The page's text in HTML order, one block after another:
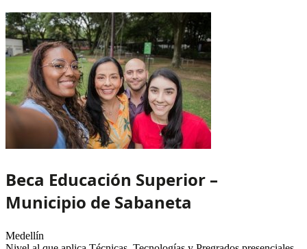
Beca Educación Superior –
Municipio de Sabaneta
Medellín